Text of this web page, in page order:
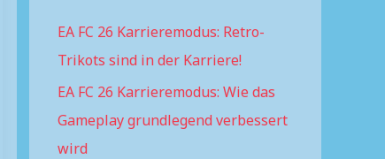
f
o
r
:
EA FC 26 Karrieremodus: Retro-
Trikots sind in der Karriere!
EA FC 26 Karrieremodus: Wie das
Gameplay grundlegend verbessert
wird